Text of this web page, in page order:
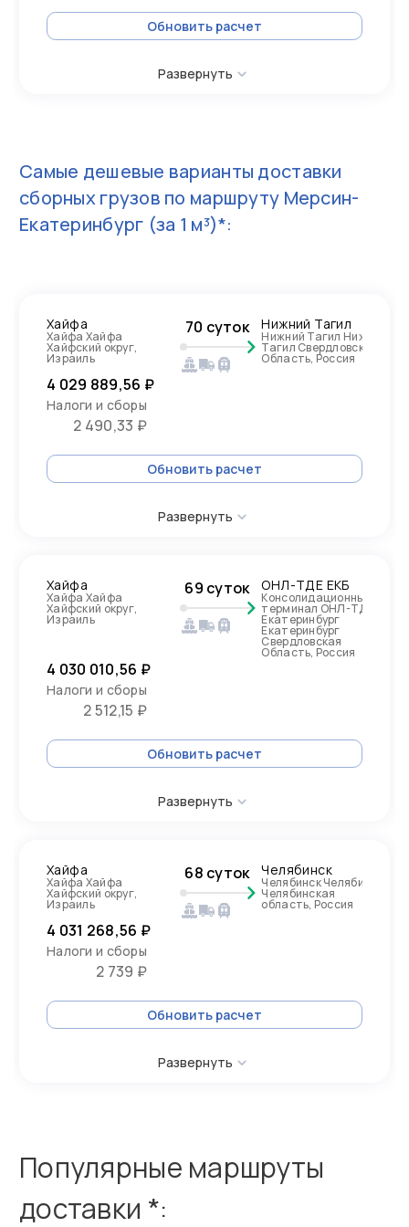
Обновить расчет
Развернуть
Самые дешевые варианты доставки
сборных грузов по маршруту Мерсин-
Екатеринбург (за 1 м³)*:
Хайфа
Хайфа Хайфа
Хайфский округ,
Израиль
70 суток Нижний Тагил
Нижний Тагил Нижний
Тагил Свердловская
Область, Россия
4 029 889,56 ₽
Налоги и сборы
2 490,33 ₽
Обновить расчет
Развернуть
Хайфа
Хайфа Хайфа
Хайфский округ,
Израиль
69 суток ОНЛ-ТДЕ ЕКБ
Консолидационный
терминал ОНЛ-ТДЕ
Екатеринбург
Екатеринбург
Свердловская
Область, Россия
4 030 010,56 ₽
Налоги и сборы
2 512,15 ₽
Обновить расчет
Развернуть
Хайфа
Хайфа Хайфа
Хайфский округ,
Израиль
68 суток Челябинск
Челябинск Челябинск
Челябинская
область, Россия
4 031 268,56 ₽
Налоги и сборы
2 739 ₽
Обновить расчет
Развернуть
Популярные маршруты
доставки *: